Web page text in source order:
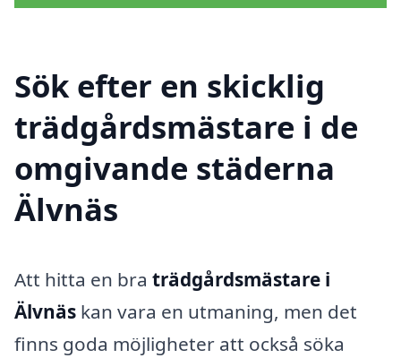
Sök efter en skicklig
trädgårdsmästare i de
omgivande städerna
Älvnäs
Att hitta en bra trädgårdsmästare i
Älvnäs kan vara en utmaning, men det
finns goda möjligheter att också söka